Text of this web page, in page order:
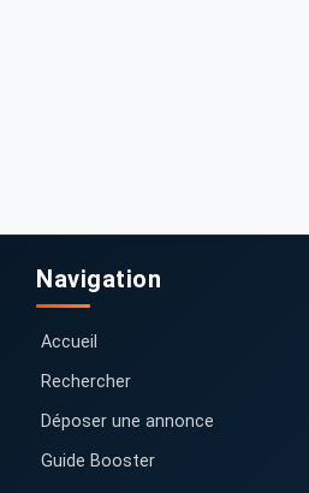
Navigation
Accueil
Rechercher
Déposer une annonce
Guide Booster